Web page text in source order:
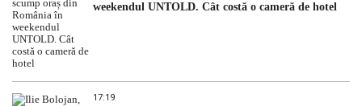
weekendul UNTOLD. Cât costă o cameră de hotel
17:19